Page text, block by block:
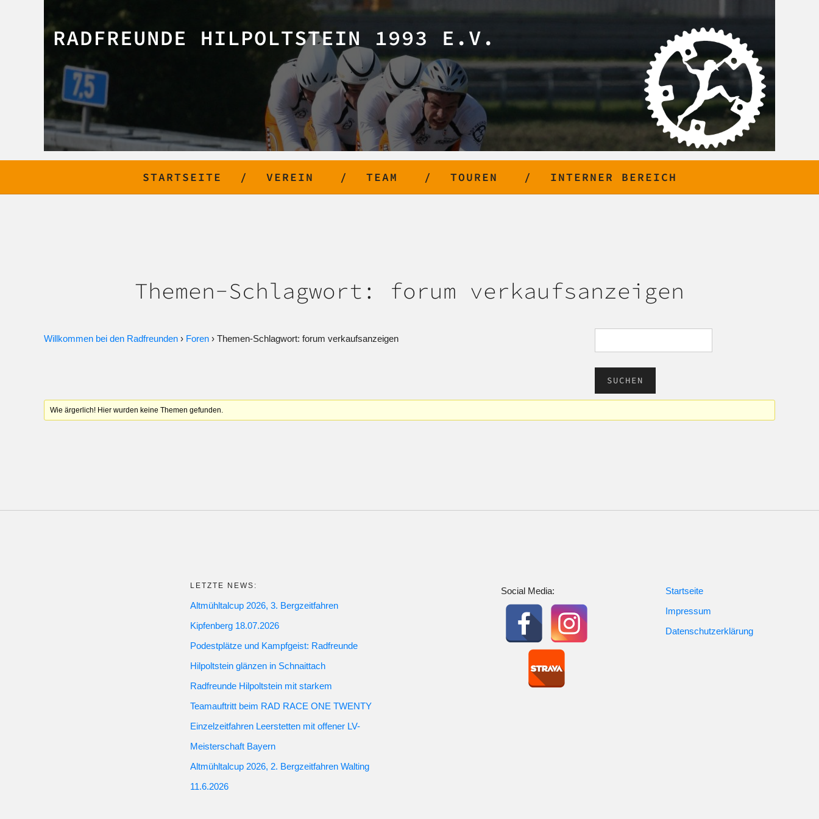
RADFREUNDE HILPOLTSTEIN 1993 E.V.
STARTSEITE VEREIN TEAM TOUREN INTERNER BEREICH
Themen-Schlagwort: forum verkaufsanzeigen
Willkommen bei den Radfreunden › Foren › Themen-Schlagwort: forum verkaufsanzeigen
Wie ärgerlich! Hier wurden keine Themen gefunden.
LETZTE NEWS:
Altmühltalcup 2026, 3. Bergzeitfahren
Kipfenberg 18.07.2026
Podestplätze und Kampfgeist: Radfreunde
Hilpoltstein glänzen in Schnaittach
Radfreunde Hilpoltstein mit starkem
Teamauftritt beim RAD RACE ONE TWENTY
Einzelzeitfahren Leerstetten mit offener LV-
Meisterschaft Bayern
Altmühltalcup 2026, 2. Bergzeitfahren Walting
11.6.2026
Social Media:
Startseite
Impressum
Datenschutzerklärung